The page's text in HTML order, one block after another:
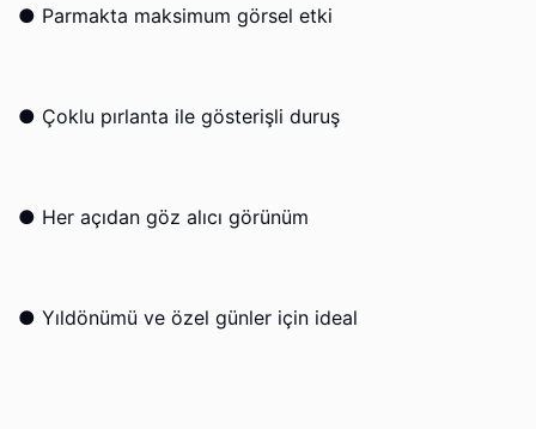
● Parmakta maksimum görsel etki
● Çoklu pırlanta ile gösterişli duruş
● Her açıdan göz alıcı görünüm
● Yıldönümü ve özel günler için ideal